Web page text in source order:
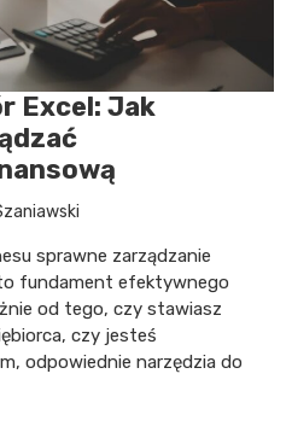
Excel: Jak
sprawne zarządzanie
fundament efektywnego
od tego, czy stawiasz
czy jesteś
odpowiednie narzędzia do